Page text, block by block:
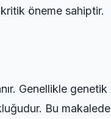
öneme sahiptir.
Genellikle
Bu